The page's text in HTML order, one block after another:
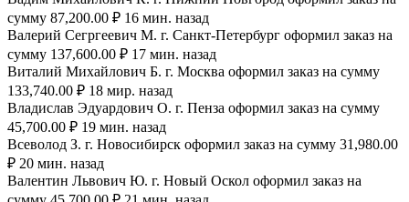
сумму 87,200.00 ₽ 16 мин. назад
Валерий Сегргеевич М. г. Санкт-Петербург оформил заказ на
сумму 137,600.00 ₽ 17 мин. назад
Виталий Михайлович Б. г. Москва оформил заказ на сумму
133,740.00 ₽ 18 мир. назад
Владислав Эдуардович О. г. Пенза оформил заказ на сумму
45,700.00 ₽ 19 мин. назад
Всеволод З. г. Новосибирск оформил заказ на сумму 31,980.00
₽ 20 мин. назад
Валентин Львович Ю. г. Новый Оскол оформил заказ на